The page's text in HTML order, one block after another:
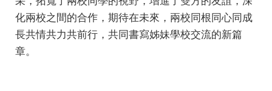
化兩校之間的合作，期待在未來，兩校同根同心同成
長共情共力共前行，共同書寫姊妹學校交流的新篇
章。